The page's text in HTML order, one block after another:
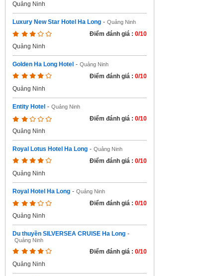
Quảng Ninh
Luxury New Star Hotel Ha Long - Quảng Ninh
Điểm đánh giá : 0/10
Quảng Ninh
Golden Ha Long Hotel - Quảng Ninh
Điểm đánh giá : 0/10
Quảng Ninh
Entity Hotel - Quảng Ninh
Điểm đánh giá : 0/10
Quảng Ninh
Royal Lotus Hotel Ha Long - Quảng Ninh
Điểm đánh giá : 0/10
Quảng Ninh
Royal Hotel Ha Long - Quảng Ninh
Điểm đánh giá : 0/10
Quảng Ninh
Du thuyền SILVERSEA CRUISE Ha Long -
Quảng Ninh
Điểm đánh giá : 0/10
Quảng Ninh